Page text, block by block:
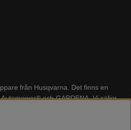
från Husqvarna. Det finns en
och GARDENA. Vi säljer